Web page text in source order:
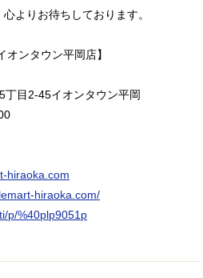
よりお待ちしております。
オンタウン平岡店】
目2-45イオンタウン平岡
hiraoka.com
hiraoka.com/
p/%40plp9051p